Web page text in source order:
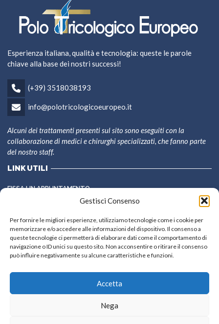
Gestisci Consenso
Per fornire le migliori esperienze, utilizziamo tecnologie come i cookie per
memorizzare e/o accedere alle informazioni del dispositivo. Il consenso a
queste tecnologie ci permetterà di elaborare dati come il comportamento di
navigazione o ID unici su questo sito. Non acconsentire o ritirare il consenso
può influire negativamente su alcune caratteristiche e funzioni.
Accetta
Nega
Esperienza italiana, qualità e tecnologia: queste le parole
chiave alla base dei nostri successi!
(+39) 3518038193
info@polotricologicoeuropeo.it
Alcuni dei trattamenti presenti sul sito sono eseguiti con la
collaborazione di medici e chirurghi specializzati, che fanno parte
del nostro staff.
LINK UTILI
FISSA UN APPUNTAMENTO
SEGUIGI SU
Facebook
Instagram